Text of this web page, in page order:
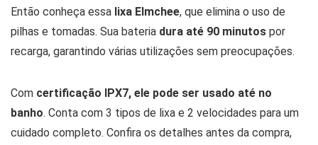
Então conheça essa lixa Elmchee, que elimina o uso de
pilhas e tomadas. Sua bateria dura até 90 minutos por
recarga, garantindo várias utilizações sem preocupações.
Com certificação IPX7, ele pode ser usado até no
banho. Conta com 3 tipos de lixa e 2 velocidades para um
cuidado completo. Confira os detalhes antes da compra,